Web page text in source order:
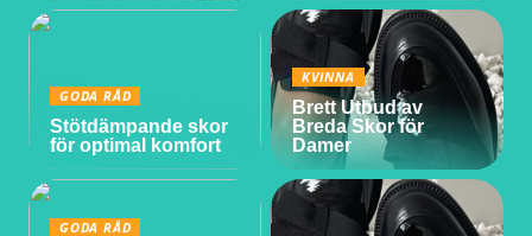
GODA RÅD
Stötdämpande skor
för optimal komfort
KVINNA
Brett Utbud av
Breda Skor för
Damer
GODA RÅD